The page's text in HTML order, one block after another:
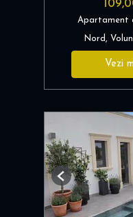
Apartament
Nord,
Vezi
Previous